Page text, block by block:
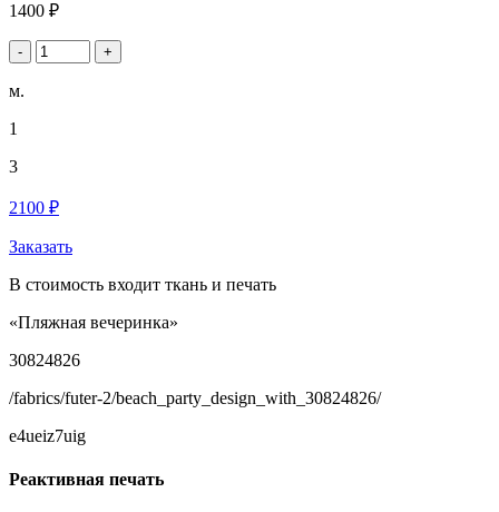
1400 ₽
- +
м.
1
3
2100 ₽
Заказать
В стоимость входит ткань и печать
«Пляжная вечеринка»
30824826
/fabrics/futer-2/beach_party_design_with_30824826/
e4ueiz7uig
Реактивная печать